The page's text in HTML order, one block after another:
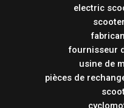
electric
fournisseur
usine de
pièces de